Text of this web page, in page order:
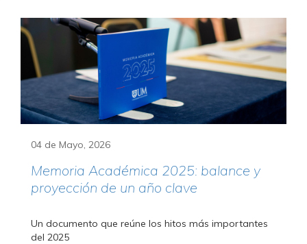
04 de Mayo, 2026
Memoria Académica 2025: balance y
proyección de un año clave
Un documento que reúne los hitos más importantes
del 2025